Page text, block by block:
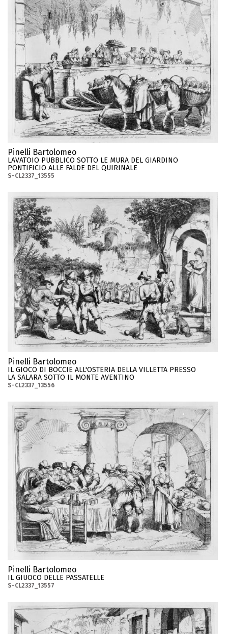
Pinelli Bartolomeo
LAVATOIO PUBBLICO SOTTO LE MURA DEL GIARDINO
PONTIFICIO ALLE FALDE DEL QUIRINALE
S-CL2337_13555
Pinelli Bartolomeo
IL GIOCO DI BOCCIE ALL'OSTERIA DELLA VILLETTA PRESSO
LA SALARA SOTTO IL MONTE AVENTINO
S-CL2337_13556
Pinelli Bartolomeo
IL GIUOCO DELLE PASSATELLE
S-CL2337_13557